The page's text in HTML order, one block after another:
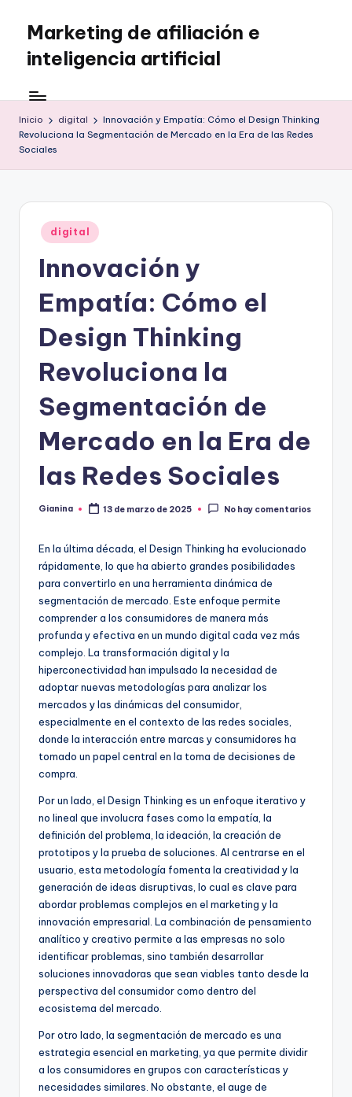
Saltar
contenido
Marketing de afiliación e
inteligencia artificial
Inicio digital
Innovación y Empatía: Cómo el Design Thinking
Revoluciona la Segmentación de Mercado en la Era de las Redes
Sociales
Publicado
en
digital
Innovación y
Empatía: Cómo el
Design Thinking
Revoluciona la
Segmentación de
Mercado en la Era de
las Redes Sociales
Publicado
Gianina 13 de marzo de 2025 No hay comentarios
En la última década, el Design Thinking ha evolucionado
rápidamente, lo que ha abierto grandes posibilidades
para convertirlo en una herramienta dinámica de
segmentación de mercado. Este enfoque permite
comprender a los consumidores de manera más
profunda y efectiva en un mundo digital cada vez más
complejo. La transformación digital y la
hiperconectividad han impulsado la necesidad de
adoptar nuevas metodologías para analizar los
mercados y las dinámicas del consumidor,
especialmente en el contexto de las redes sociales,
donde la interacción entre marcas y consumidores ha
tomado un papel central en la toma de decisiones de
compra.
Por un lado, el Design Thinking es un enfoque iterativo y
no lineal que involucra fases como la empatía, la
definición del problema, la ideación, la creación de
prototipos y la prueba de soluciones. Al centrarse en el
usuario, esta metodología fomenta la creatividad y la
generación de ideas disruptivas, lo cual es clave para
abordar problemas complejos en el marketing y la
innovación empresarial. La combinación de pensamiento
analítico y creativo permite a las empresas no solo
identificar problemas, sino también desarrollar
soluciones innovadoras que sean viables tanto desde la
perspectiva del consumidor como dentro del
ecosistema del mercado.
Por otro lado, la segmentación de mercado es una
estrategia esencial en marketing, ya que permite dividir
a los consumidores en grupos con características y
necesidades similares. No obstante, el auge de